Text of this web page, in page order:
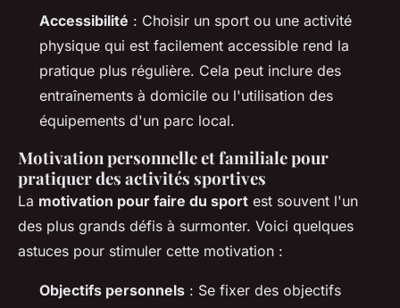
Accessibilité : Choisir un sport ou une activité
physique qui est facilement accessible rend la
pratique plus régulière. Cela peut inclure des
entraînements à domicile ou l'utilisation des
équipements d'un parc local.
Motivation personnelle et familiale pour
pratiquer des activités sportives
La motivation pour faire du sport est souvent l'un
des plus grands défis à surmonter. Voici quelques
astuces pour stimuler cette motivation :
Objectifs personnels : Se fixer des objectifs